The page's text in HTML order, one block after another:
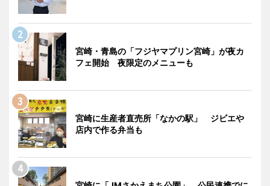
宮崎・青島の「フジヤマプリン宮崎」が夜カ
フェ開始 夜限定のメニューも
宮崎に生産者直売所「なかの駅」 ジビエや
店内で作る弁当も